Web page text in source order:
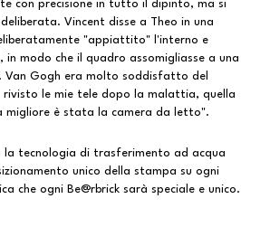
con precisione in tutto il dipinto, ma si
Vincent disse a Theo in una
"appiattito" l'interno e
in modo che il quadro assomigliasse a una
Van Gogh era molto soddisfatto del
rivisto le mie tele dopo la malattia, quella
migliore è stata la camera da letto".
la tecnologia di trasferimento ad acqua
unico della stampa su ogni
che ogni Be@rbrick sarà speciale e unico.